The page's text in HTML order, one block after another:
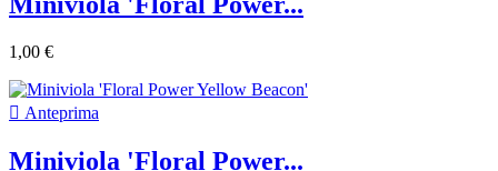
1,00 €
 Anteprima
Miniviola 'Floral Power...